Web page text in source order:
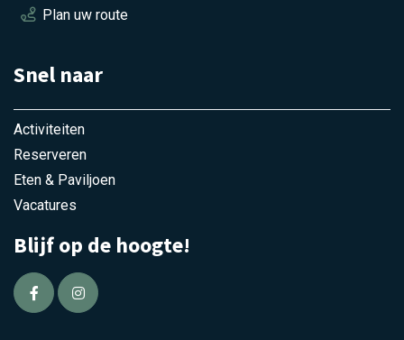
Plan uw route
Snel naar
Activiteiten
Reserveren
Eten & Paviljoen
Vacatures
Blijf op de hoogte!